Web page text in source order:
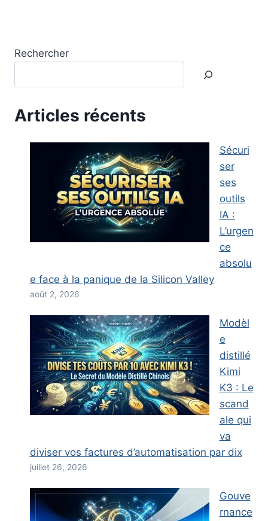
Rechercher
Articles récents
Sécuri
ser
ses
outils
IA :
L’urgen
ce
absolu
e face à la panique de la Silicon Valley
août 2, 2026
Modèl
e
distillé
Kimi
K3 : Le
scand
ale qui
va
diviser vos factures d’automatisation par dix
juillet 26, 2026
Gouve
rnance